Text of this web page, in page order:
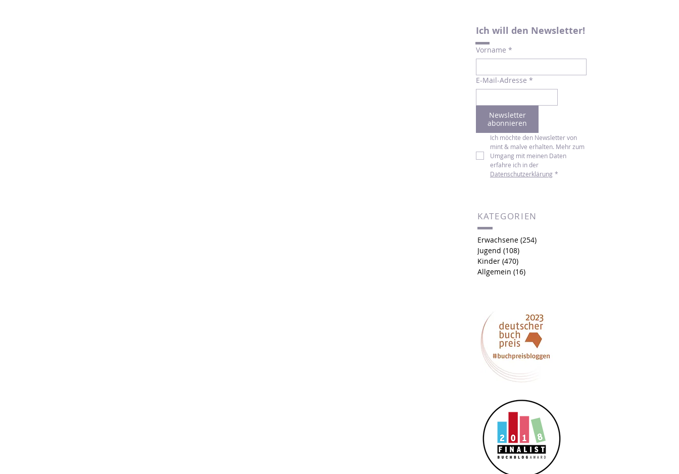
Ich will den Newsletter!
Vorname *
E-Mail-Adresse *
Newsletter
abonnieren
Ich möchte den Newsletter von
mint & malve erhalten. Mehr zum
Umgang mit meinen Daten
Datenschutzerklärung *
KATEGORIEN
Erwachsene (254)
Jugend (108)
Kinder (470)
Allgemein (16)